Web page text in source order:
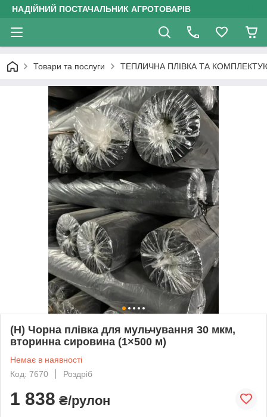
НАДІЙНИЙ ПОСТАЧАЛЬНИК АГРОТОВАРІВ
Товари та послуги ТЕПЛИЧНА ПЛІВКА ТА
(Н) Чорна плівка для мульчування 30 мкм,
вторинна сировина (1×500 м)
Немає в наявності
Код: 7670
Роздріб
1 838 ₴/рулон